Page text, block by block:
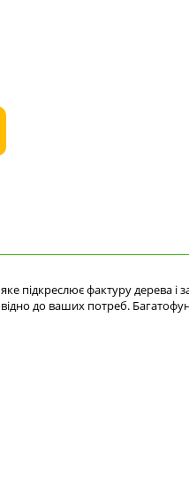
підкреслює фактуру дерева і
до ваших потреб.